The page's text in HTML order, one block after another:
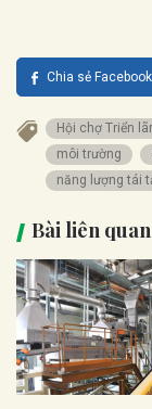
Chia sẻ Facebook
Hội chợ Triển
môi trường
năng lượng tái
Bài liên quan